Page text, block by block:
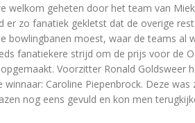
welkom geheten door het team van
er zo fanatiek gekletst dat de overige
bowlingbanen moest, waar de teams al
fanatiekere strijd om de prijs voor de
Voorzitter Ronald
winnaar: Caroline Piepenbrock. Deze
nog eens gevuld en kon men